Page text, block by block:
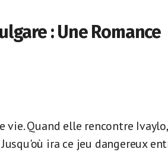
: Une Romance
Quand elle rencontre
ira ce jeu dangereux